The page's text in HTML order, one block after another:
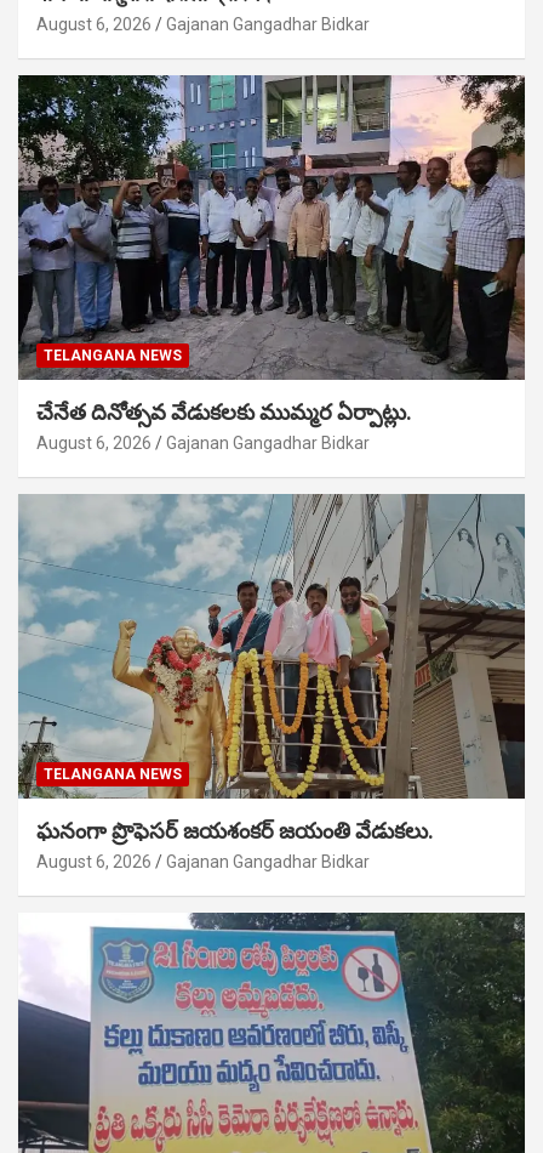
August 6, 2026 Gajanan Gangadhar Bidkar
TELANGANA NEWS
చేనేత దినోత్సవ వేడుకలకు ముమ్మర ఏర్పాట్లు.
August 6, 2026 Gajanan Gangadhar Bidkar
TELANGANA NEWS
ఘనంగా ప్రొఫెసర్ జయశంకర్ జయంతి వేడుకలు.
August 6, 2026 Gajanan Gangadhar Bidkar